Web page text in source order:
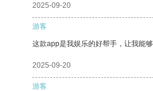
2025-09-20
游客
这款app是我娱乐的好帮手，让我能
2025-09-20
游客